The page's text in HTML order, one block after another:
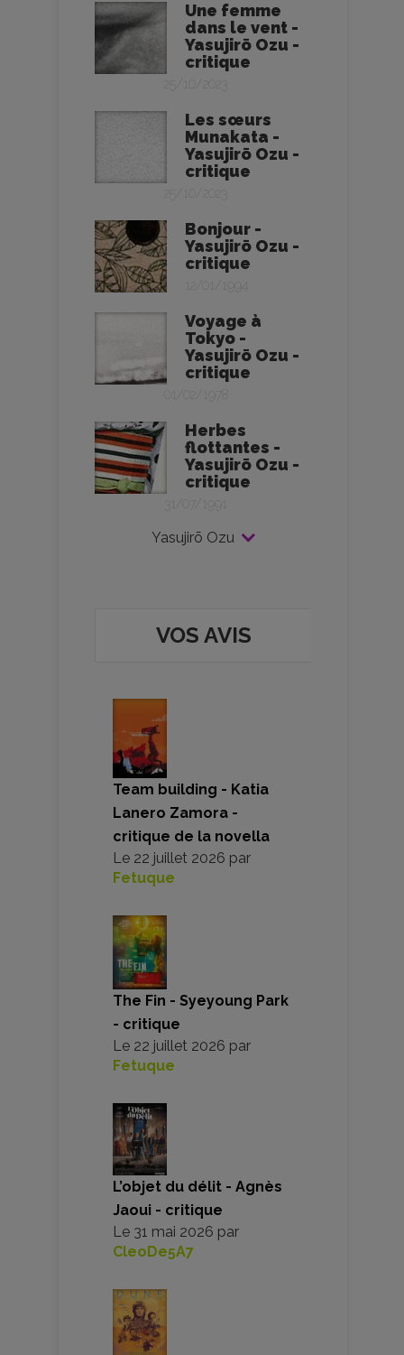
Une femme
dans le vent -
Yasujirō Ozu -
critique
25/10/2023
Les sœurs
Munakata -
Yasujirō Ozu -
critique
25/10/2023
Bonjour -
Yasujirō Ozu -
critique
12/01/1994
Voyage à
Tokyo -
Yasujirō Ozu -
critique
01/02/1978
Herbes
flottantes -
Yasujirō Ozu -
critique
31/07/1991
Yasujirō Ozu
VOS AVIS
Team building - Katia
Lanero Zamora -
critique de la novella
Le 22 juillet 2026 par
Fetuque
The Fin - Syeyoung Park
- critique
Le 22 juillet 2026 par
Fetuque
L’objet du délit - Agnès
Jaoui - critique
Le 31 mai 2026 par
CleoDe5A7